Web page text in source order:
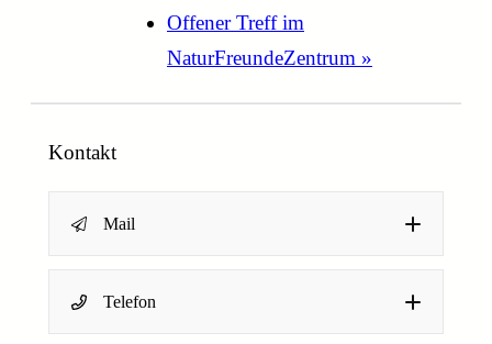
Offener Treff im
NaturFreundeZentrum »
Kontakt
Mail
Dein Name
E-Mail-Adresse*
Telefon